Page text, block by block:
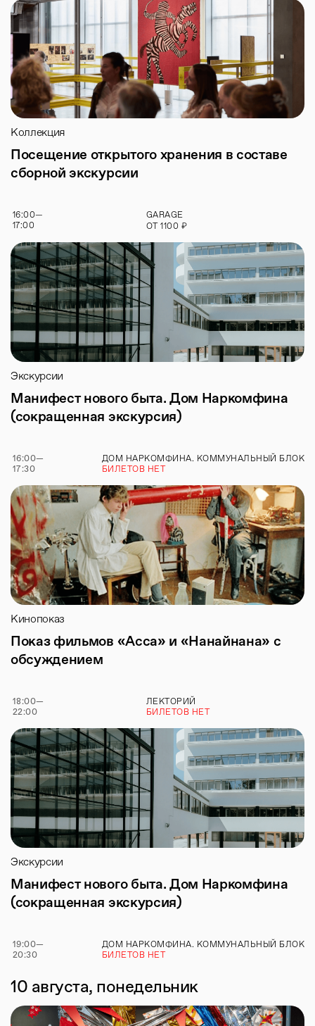
Коллекция
Посещение открытого хранения в составе
сборной экскурсии
16:00—
17:00
GARAGE
ОТ1100 ₽
Экскурсии
Манифест нового быта. Дом Наркомфина
(сокращенная экскурсия)
16:00—
17:30
ДОМ НАРКОМФИНА. КОММУНАЛЬНЫЙ БЛОК
БИЛЕТОВ НЕТ
Кинопоказ
Показ фильмов «Асса» и «Нанайнана» с
обсуждением
18:00—
22:00
ЛЕКТОРИЙ
БИЛЕТОВ НЕТ
Экскурсии
Манифест нового быта. Дом Наркомфина
(сокращенная экскурсия)
19:00—
20:30
ДОМ НАРКОМФИНА. КОММУНАЛЬНЫЙ БЛОК
БИЛЕТОВ НЕТ
10 августа, понедельник